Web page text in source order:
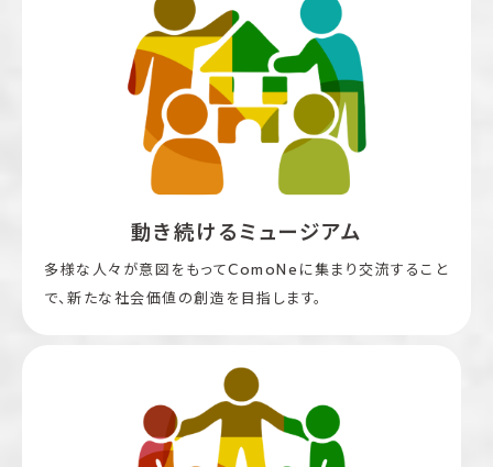
動き続けるミュージアム
多様な人々が意図をもってComoNeに集まり交流すること
で、新たな社会価値の創造を目指します。